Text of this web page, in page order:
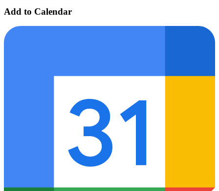
Add to Calendar